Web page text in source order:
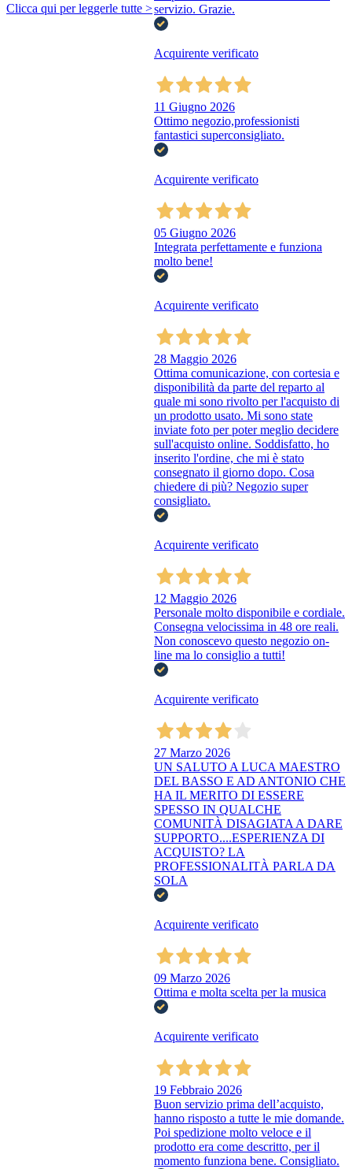
Clicca qui per leggerle tutte >servizio. Grazie.
Acquirente verificato
11 Giugno 2026
Ottimo negozio,professionisti
fantastici superconsigliato.
Acquirente verificato
05 Giugno 2026
Integrata perfettamente e funziona
molto bene!
Acquirente verificato
28 Maggio 2026
Ottima comunicazione, con cortesia e
disponibilità da parte del reparto al
quale mi sono rivolto per l'acquisto di
un prodotto usato. Mi sono state
inviate foto per poter meglio decidere
sull'acquisto online. Soddisfatto, ho
inserito l'ordine, che mi è stato
consegnato il giorno dopo. Cosa
chiedere di più? Negozio super
consigliato.
Acquirente verificato
12 Maggio 2026
Personale molto disponibile e cordiale.
Consegna velocissima in 48 ore reali.
Non conoscevo questo negozio on-
line ma lo consiglio a tutti!
Acquirente verificato
27 Marzo 2026
UN SALUTO A LUCA MAESTRO
DEL BASSO E AD ANTONIO CHE
HA IL MERITO DI ESSERE
SPESSO IN QUALCHE
COMUNITÀ DISAGIATA A DARE
SUPPORTO....ESPERIENZA DI
ACQUISTO? LA
PROFESSIONALITÀ PARLA DA
SOLA
Acquirente verificato
09 Marzo 2026
Ottima e molta scelta per la musica
Acquirente verificato
19 Febbraio 2026
Buon servizio prima dell’acquisto,
hanno risposto a tutte le mie domande.
Poi spedizione molto veloce e il
prodotto era come descritto, per il
momento funziona bene. Consigliato.